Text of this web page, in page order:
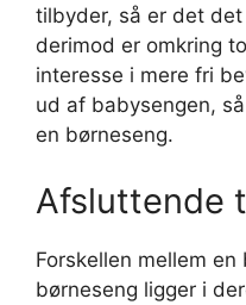
tilbyder, så er det
derimod er omkring
interesse i mere fri
ud af babysengen,
en børneseng.
Afsluttende
Forskellen mellem
børneseng ligger i